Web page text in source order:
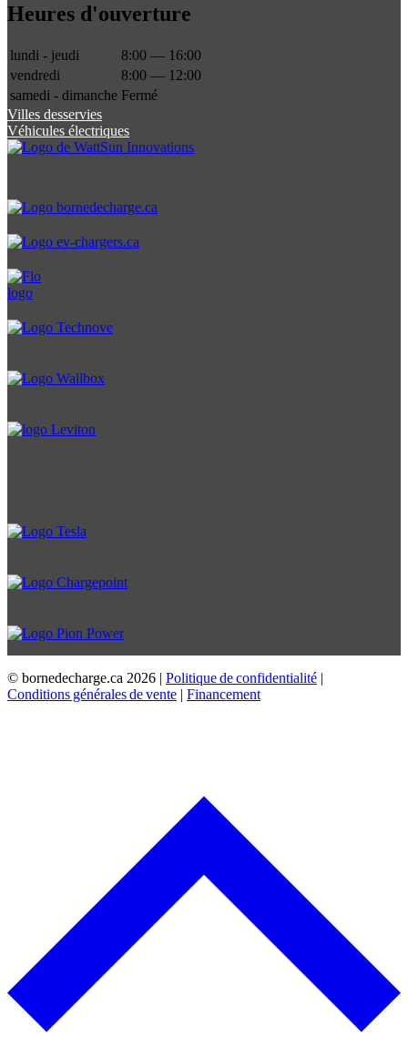
Heures d'ouverture
lundi - jeudi
8:00 — 16:00
vendredi
8:00 — 12:00
samedi - dimanche Fermé
Villes desservies
Véhicules électriques
© bornedecharge.ca 2026 | Politique de confidentialité |
Conditions générales de vente | Financement